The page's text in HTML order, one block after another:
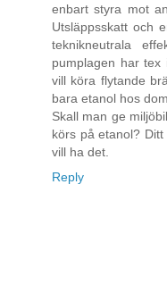
enbart styra mot
Utsläppsskatt och
teknikneutrala
pumplagen har tex
vill köra flytande
bara etanol hos
Skall man ge
körs på etanol?
vill ha det.
Reply